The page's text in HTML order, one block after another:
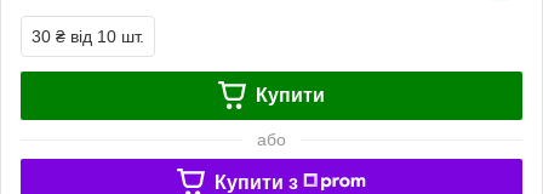
30 ₴ від 10 шт.
Купити
або
Купити з